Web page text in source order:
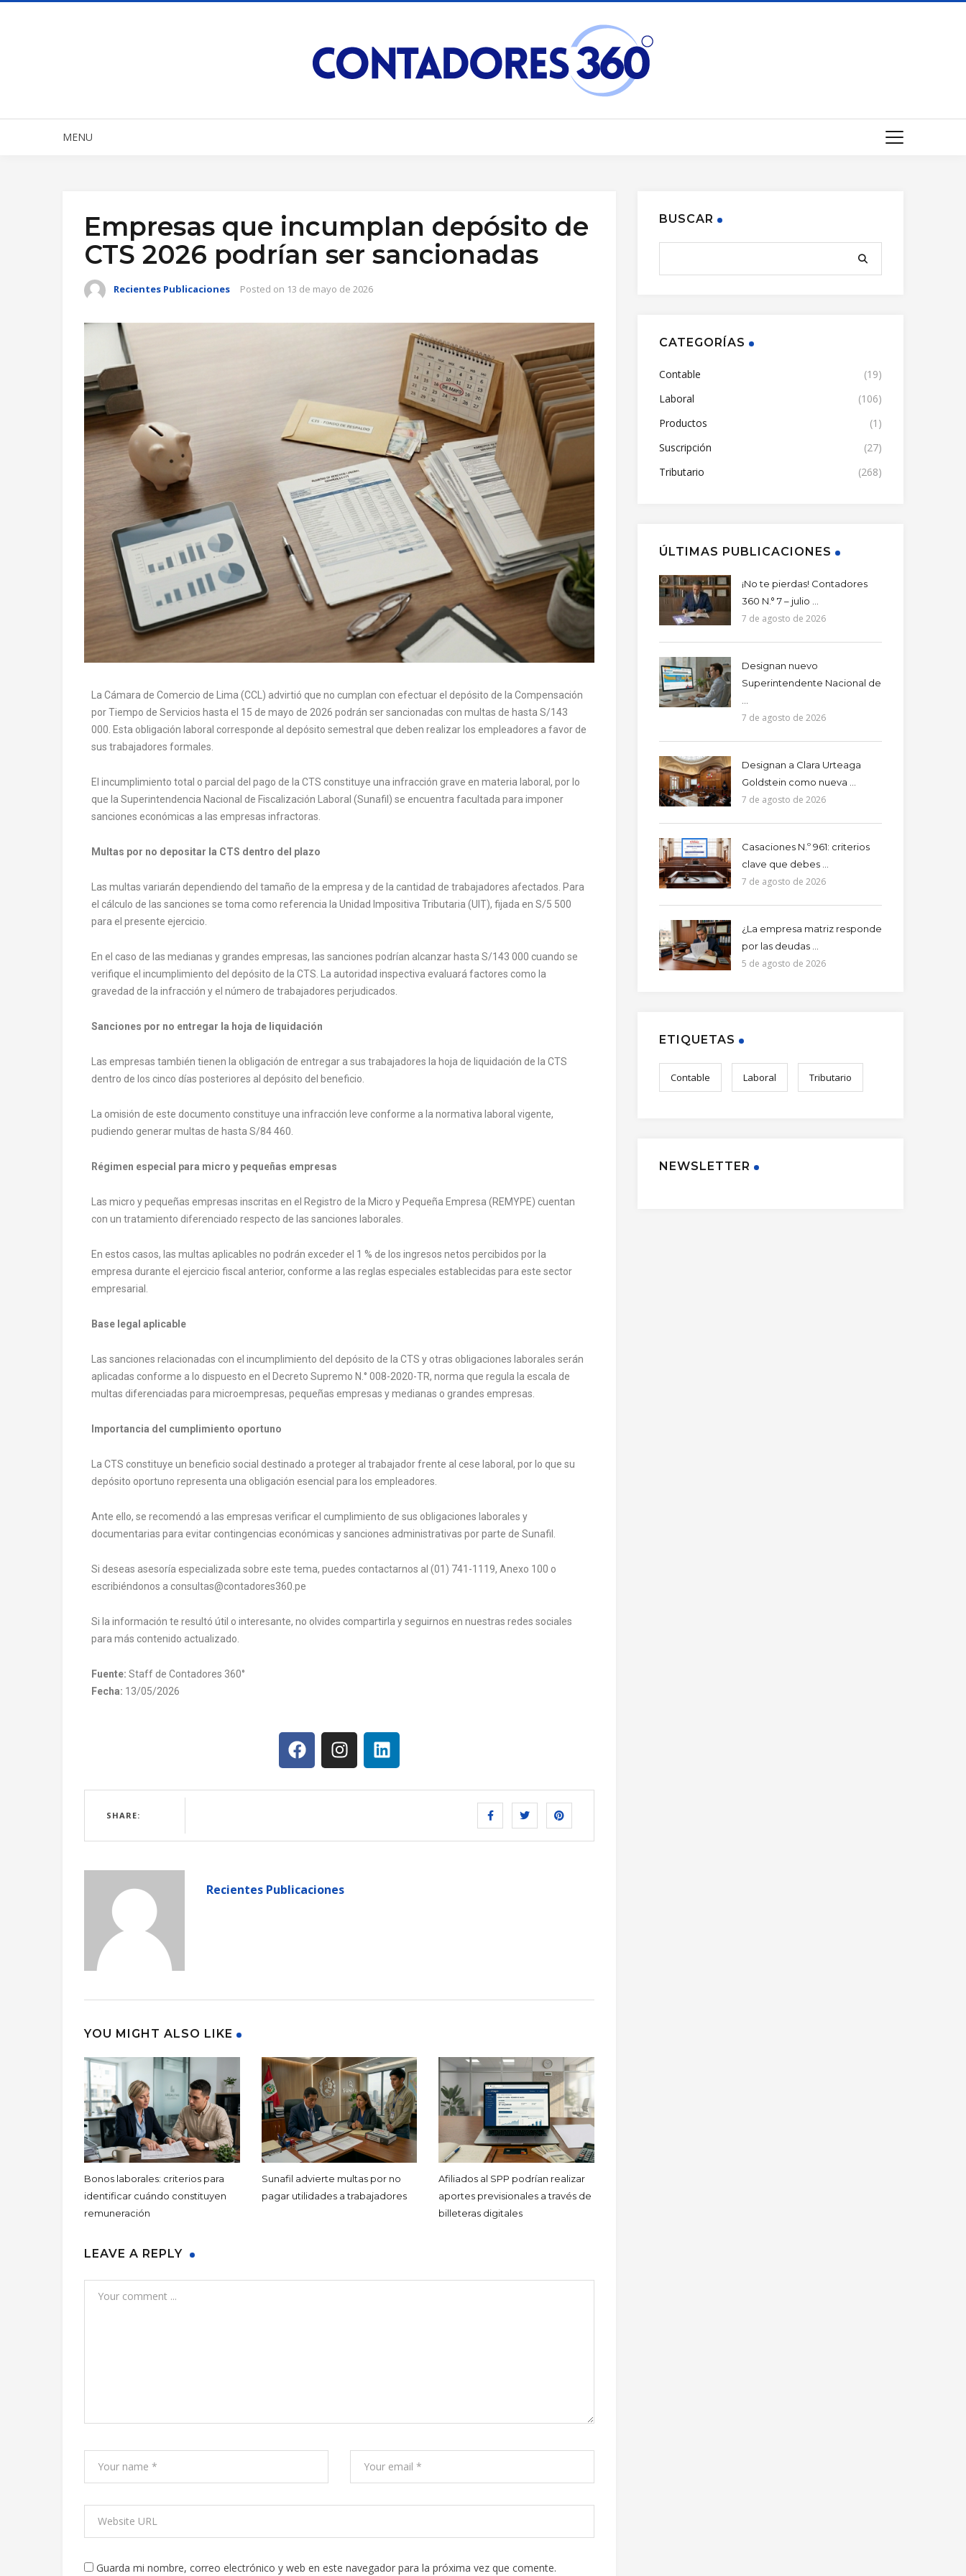
MENU
Empresas que incumplan depósito de
CTS 2026 podrían ser sancionadas
Recientes Publicaciones Posted on 13 de mayo de 2026
La Cámara de Comercio de Lima (CCL) advirtió que no cumplan con efectuar el depósito de la Compensación
por Tiempo de Servicios hasta el 15 de mayo de 2026 podrán ser sancionadas con multas de hasta S/143
000. Esta obligación laboral corresponde al depósito semestral que deben realizar los empleadores a favor de
sus trabajadores formales.
El incumplimiento total o parcial del pago de la CTS constituye una infracción grave en materia laboral, por lo
que la Superintendencia Nacional de Fiscalización Laboral (Sunafil) se encuentra facultada para imponer
sanciones económicas a las empresas infractoras.
Multas por no depositar la CTS dentro del plazo
Las multas variarán dependiendo del tamaño de la empresa y de la cantidad de trabajadores afectados. Para
el cálculo de las sanciones se toma como referencia la Unidad Impositiva Tributaria (UIT), fijada en S/5 500
para el presente ejercicio.
En el caso de las medianas y grandes empresas, las sanciones podrían alcanzar hasta S/143 000 cuando se
verifique el incumplimiento del depósito de la CTS. La autoridad inspectiva evaluará factores como la
gravedad de la infracción y el número de trabajadores perjudicados.
Sanciones por no entregar la hoja de liquidación
Las empresas también tienen la obligación de entregar a sus trabajadores la hoja de liquidación de la CTS
dentro de los cinco días posteriores al depósito del beneficio.
La omisión de este documento constituye una infracción leve conforme a la normativa laboral vigente,
pudiendo generar multas de hasta S/84 460.
Régimen especial para micro y pequeñas empresas
Las micro y pequeñas empresas inscritas en el Registro de la Micro y Pequeña Empresa (REMYPE) cuentan
con un tratamiento diferenciado respecto de las sanciones laborales.
En estos casos, las multas aplicables no podrán exceder el 1 % de los ingresos netos percibidos por la
empresa durante el ejercicio fiscal anterior, conforme a las reglas especiales establecidas para este sector
empresarial.
Base legal aplicable
Las sanciones relacionadas con el incumplimiento del depósito de la CTS y otras obligaciones laborales serán
aplicadas conforme a lo dispuesto en el Decreto Supremo N.° 008-2020-TR, norma que regula la escala de
multas diferenciadas para microempresas, pequeñas empresas y medianas o grandes empresas.
Importancia del cumplimiento oportuno
La CTS constituye un beneficio social destinado a proteger al trabajador frente al cese laboral, por lo que su
depósito oportuno representa una obligación esencial para los empleadores.
Ante ello, se recomendó a las empresas verificar el cumplimiento de sus obligaciones laborales y
documentarias para evitar contingencias económicas y sanciones administrativas por parte de Sunafil.
Si deseas asesoría especializada sobre este tema, puedes contactarnos al (01) 741-1119, Anexo 100 o
escribiéndonos a consultas@contadores360.pe
Si la información te resultó útil o interesante, no olvides compartirla y seguirnos en nuestras redes sociales
para más contenido actualizado.
Fuente: Staff de Contadores 360°
Fecha: 13/05/2026
SHARE:
Recientes Publicaciones
YOU MIGHT ALSO LIKE
Bonos laborales: criterios para
identificar cuándo constituyen
remuneración
Sunafil advierte multas por no
pagar utilidades a trabajadores
Afiliados al SPP podrían realizar
aportes previsionales a través de
billeteras digitales
LEAVE A REPLY
Guarda mi nombre, correo electrónico y web en este navegador para la próxima vez que comente.
BUSCAR
CATEGORÍAS
Contable
(19)
Laboral
(106)
Productos
(1)
Suscripción
(27)
Tributario
(268)
ÚLTIMAS PUBLICACIONES
¡No te pierdas! Contadores
360 N.° 7 – julio ...
7 de agosto de 2026
Designan nuevo
Superintendente Nacional de
7 de agosto de 2026
Designan a Clara Urteaga
Goldstein como nueva ...
7 de agosto de 2026
Casaciones N.º 961: criterios
clave que debes ...
7 de agosto de 2026
¿La empresa matriz responde
por las deudas ...
5 de agosto de 2026
ETIQUETAS
Contable Laboral Tributario
NEWSLETTER